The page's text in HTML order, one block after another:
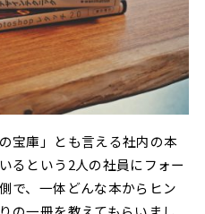
宝庫」とも言える社内の本
るという2人の社員にフォー
で、一体どんな本からヒン